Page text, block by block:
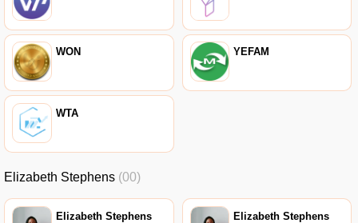
WON YEFAM
WTA
Elizabeth Stephens (00)
Elizabeth Stephens Elizabeth Stephens